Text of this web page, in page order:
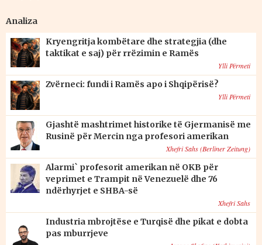
Analiza
Kryengritja kombëtare dhe strategjia (dhe
taktikat e saj) për rrëzimin e Ramës
Ylli Përmeti
Zvërneci: fundi i Ramës apo i Shqipërisë?
Ylli Përmeti
Gjashtë mashtrimet historike të Gjermanisë me
Rusinë për Mercin nga profesori amerikan
Xhefri Sahs (Berliner Zeitung)
Alarmi` profesorit amerikan në OKB për
veprimet e Trampit në Venezuelë dhe 76
ndërhyrjet e SHBA-së
Xhefri Sahs
Industria mbrojtëse e Turqisë dhe pikat e dobta
pas mburrjeve